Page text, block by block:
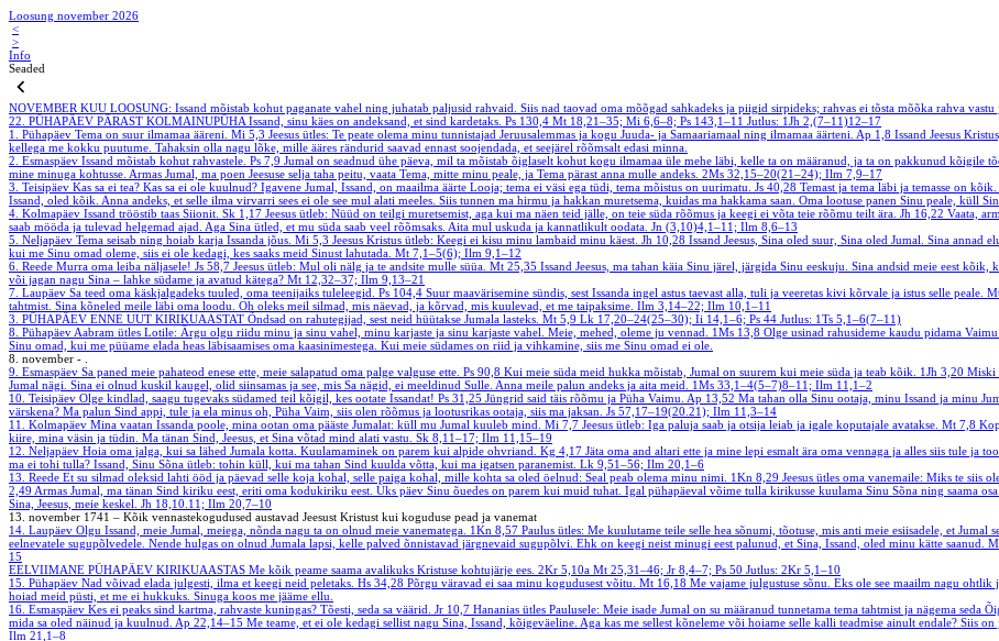
Loosung november 2026
<
>
Info
Seaded
NOVEMBER KUU LOOSUNG: Issand mõistab kohut paganate vahel ning juhatab paljusid rahvaid. Siis nad taovad oma mõõgad sahkadeks ja piigid sirpideks; rahvas ei tõsta mõõka rahva vastu
22. PÜHAPÄEV PÄRAST KOLMAINUPÜHA Issand, sinu käes on andeksand, et sind kardetaks. Ps 130,4 Mt 18,21–35; Mi 6,6–8; Ps 143,1–11 Jutlus: 1Jh 2,(7–11)12–17
1. Pühapäev Tema on suur ilmamaa ääreni. Mi 5,3 Jeesus ütles: Te peate olema minu tunnistajad Jeruusalemmas ja kogu Juuda- ja Samaariamaal ning ilmamaa äärteni. Ap 1,8 Issand Jeesus
kellega me kokku puutume. Tahaksin olla nagu lõke, mille ääres rändurid saavad ennast soojendada, et seejärel rõõmsalt edasi minna.
2. Esmaspäev Issand mõistab kohut rahvastele. Ps 7,9 Jumal on seadnud ühe päeva, mil ta mõistab õiglaselt kohut kogu ilmamaa üle mehe läbi, kelle ta on määranud, ja ta on pakkunud kõigile
mine minuga kohtusse. Armas Jumal, ma poen Jeesuse selja taha peitu, vaata Tema, mitte minu peale, ja Tema pärast anna mulle andeks. 2Ms 32,15–20(21–24); Ilm 7,9–17
3. Teisipäev Kas sa ei tea? Kas sa ei ole kuulnud? Igavene Jumal, Issand, on maailma äärte Looja; tema ei väsi ega tüdi, tema mõistus on uurimatu. Js 40,28 Temast ja tema läbi ja temasse on
Issand, oled kõik. Anna andeks, et selle ilma virvarri sees ei ole see mul alati meeles. Siis tunnen ma hirmu ja hakkan muretsema, kuidas ma hakkama saan. Oma lootuse panen Sinu peale, küll
4. Kolmapäev Issand trööstib taas Siionit. Sk 1,17 Jeesus ütleb: Nüüd on teilgi muretsemist, aga kui ma näen teid jälle, on teie süda rõõmus ja keegi ei võta teie rõõmu teilt ära. Jh 16,22 Vaata,
saab mööda ja tulevad helgemad ajad. Aga Sina ütled, et mu süda saab veel rõõmsaks. Aita mul uskuda ja kannatlikult oodata. Jn (3,10)4,1–11; Ilm 8,6–13
5. Neljapäev Tema seisab ning hoiab karja Issanda jõus. Mi 5,3 Jeesus Kristus ütleb: Keegi ei kisu minu lambaid minu käest. Jh 10,28 Issand Jeesus, Sina oled suur, Sina oled Jumal. Sina annad
kui me Sinu omad oleme, siis ei ole kedagi, kes saaks meid Sinust lahutada. Mt 7,1–5(6); Ilm 9,1–12
6. Reede Murra oma leiba näljasele! Js 58,7 Jeesus ütleb: Mul oli nälg ja te andsite mulle süüa. Mt 25,35 Issand Jeesus, ma tahan käia Sinu järel, järgida Sinu eeskuju. Sina andsid meie eest
või jagan nagu Sina – lahke südame ja avatud kätega? Mt 12,32–37; Ilm 9,13–21
7. Laupäev Sa teed oma käskjalgadeks tuuled, oma teenijaiks tuleleegid. Ps 104,4 Suur maavärisemine sündis, sest Issanda ingel astus taevast alla, tuli ja veeretas kivi kõrvale ja istus selle peale.
tahtmist. Sina kõneled meile läbi oma loodu. Oh oleks meil silmad, mis näevad, ja kõrvad, mis kuulevad, et me taipaksime. Ilm 3,14–22; Ilm 10,1–11
3. PÜHAPÄEV ENNE UUT KIRIKUAASTAT Õndsad on rahutegijad, sest neid hüütakse Jumala lasteks. Mt 5,9 Lk 17,20–24(25–30); Ii 14,1–6; Ps 44 Jutlus: 1Ts 5,1–6(7–11)
8. Pühapäev Aabram ütles Lotile: Ärgu olgu riidu minu ja sinu vahel, minu karjaste ja sinu karjaste vahel. Meie, mehed, oleme ju vennad. 1Ms 13,8 Olge usinad rahusideme kaudu pidama Vaimu
Sinu omad, kui me püüame elada heas läbisaamises oma kaasinimestega. Kui meie südames on riid ja vihkamine, siis me Sinu omad ei ole.
8. november - .
9. Esmaspäev Sa paned meie pahateod enese ette, meie salapatud oma palge valguse ette. Ps 90,8 Kui meie süda meid hukka mõistab, Jumal on suurem kui meie süda ja teab kõik. 1Jh 3,20 Miski
Jumal nägi. Sina ei olnud kuskil kaugel, olid siinsamas ja see, mis Sa nägid, ei meeldinud Sulle. Anna meile palun andeks ja aita meid. 1Ms 33,1–4(5–7)8–11; Ilm 11,1–2
10. Teisipäev Olge kindlad, saagu tugevaks südamed teil kõigil, kes ootate Issandat! Ps 31,25 Jüngrid said täis rõõmu ja Püha Vaimu. Ap 13,52 Ma tahan olla Sinu ootaja, minu Issand ja minu
värskena? Ma palun Sind appi, tule ja ela minus oh, Püha Vaim, siis olen rõõmus ja lootusrikas ootaja, siis ma jaksan. Js 57,17–19(20.21); Ilm 11,3–14
11. Kolmapäev Mina vaatan Issanda poole, mina ootan oma pääste Jumalat: küll mu Jumal kuuleb mind. Mi 7,7 Jeesus ütleb: Iga paluja saab ja otsija leiab ja igale koputajale avatakse. Mt 7,8
kiire, mina väsin ja tüdin. Ma tänan Sind, Jeesus, et Sina võtad mind alati vastu. Sk 8,11–17; Ilm 11,15–19
12. Neljapäev Hoia oma jalga, kui sa lähed Jumala kotta. Kuulamaminek on parem kui alpide ohvriand. Kg 4,17 Jäta oma and altari ette ja mine lepi esmalt ära oma vennaga ja alles siis tule ja
ma ei tohi tulla? Issand, Sinu Sõna ütleb: tohin küll, kui ma tahan Sind kuulda võtta, kui ma igatsen paranemist. Lk 9,51–56; Ilm 20,1–6
13. Reede Et su silmad oleksid lahti ööd ja päevad selle koja kohal, selle paiga kohal, mille kohta sa oled öelnud: Seal peab olema minu nimi. 1Kn 8,29 Jeesus ütles oma vanemaile: Miks te siis
2,49 Armas Jumal, ma tänan Sind kiriku eest, eriti oma kodukiriku eest. Üks päev Sinu õuedes on parem kui muid tuhat. Igal pühapäeval võime tulla kirikusse kuulama Sinu Sõna ning saama
Sina, Jeesus, meie keskel. Jh 18,10.11; Ilm 20,7–10
13. november 1741 – Kõik vennastekogudused austavad Jeesust Kristust kui koguduse pead ja vanemat
14. Laupäev Olgu Issand, meie Jumal, meiega, nõnda nagu ta on olnud meie vanematega. 1Kn 8,57 Paulus ütles: Me kuulutame teile selle hea sõnumi, tõotuse, mis anti meie esiisadele, et Jumal
eelnevatele sugupõlvedele. Nende hulgas on olnud Jumala lapsi, kelle palved õnnistavad järgnevaid sugupõlvi. Ehk on keegi neist minugi eest palunud, et Sina, Issand, oled minu kätte saanud.
15
EELVIIMANE PÜHAPÄEV KIRIKUAASTAS Me kõik peame saama avalikuks Kristuse kohtujärje ees. 2Kr 5,10a Mt 25,31–46; Jr 8,4–7; Ps 50 Jutlus: 2Kr 5,1–10
15. Pühapäev Nad võivad elada julgesti, ilma et keegi neid peletaks. Hs 34,28 Põrgu väravad ei saa minu kogudusest võitu. Mt 16,18 Me vajame julgustuse sõnu. Eks ole see maailm nagu
hoiad meid püsti, et me ei hukkuks. Sinuga koos me jääme ellu.
16. Esmaspäev Kes ei peaks sind kartma, rahvaste kuningas? Tõesti, seda sa väärid. Jr 10,7 Hananias ütles Paulusele: Meie isade Jumal on su määranud tunnetama tema tahtmist ja nägema seda
mida sa oled näinud ja kuulnud. Ap 22,14–15 Me teame, et ei ole kedagi sellist nagu Sina, Issand, kõigeväeline. Aga kas me sellest kõneleme või hoiame selle kalli teadmise ainult endale? Siis
Ilm 21,1–8